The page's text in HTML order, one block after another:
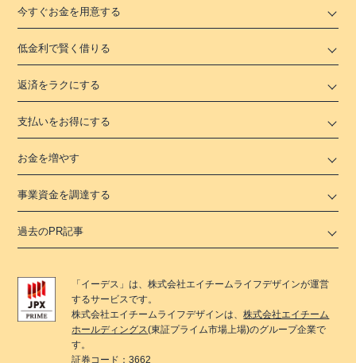
今すぐお金を用意する
低金利で賢く借りる
返済をラクにする
支払いをお得にする
お金を増やす
事業資金を調達する
過去のPR記事
「 イーデス 」は、株式会社エイチームライフデザインが運営
するサービスです。
株式会社エイチームライフデザインは、株式会社エイチーム
ホールディングス(東証プライム市場上場)のグループ企業で
す。
証券コード：3662